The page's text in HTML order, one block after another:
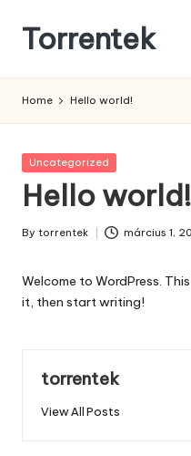
content
Torrentek
Home Hello world!
Posted
Uncategorized
Hello world!
Posted
By torrentek március 1,
Welcome to WordPress.
it, then start writing!
torrentek
View All Posts